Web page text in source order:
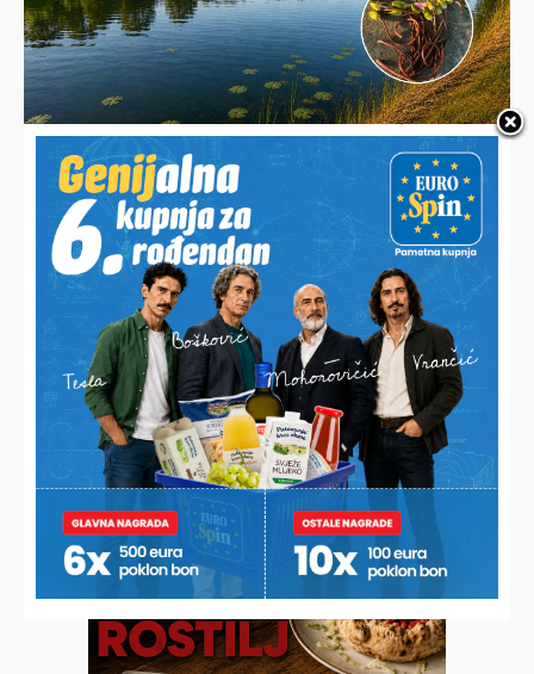
TOTALNI BEZOBRAZLUK
Vikendaši bijesni zbog uništavanja ukrasa jezera: “Trgaju ih,
gaze čamcima i veslima!”